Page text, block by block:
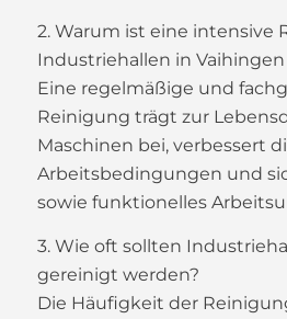
2. Warum ist eine intensive
Industriehallen in
Eine regelmäßige und
Reinigung trägt zur
Maschinen bei, verbessert
Arbeitsbedingungen und
sowie funktionelles
3. Wie oft sollten
gereinigt werden?
Die Häufigkeit der